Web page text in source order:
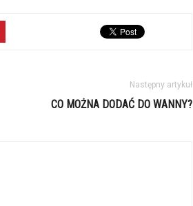
Następny artykuł
CO MOŻNA DODAĆ DO WANNY?